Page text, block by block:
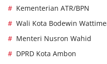
Kementerian ATR/BPN
Wali Kota Bodewin
Menteri Nusron Wahid
DPRD Kota Ambon